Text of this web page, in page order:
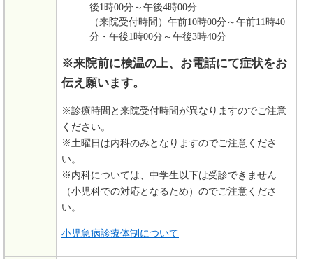
後1時00分～午後4時00分
（来院受付時間）午前10時00分～午前11時40
分・午後1時00分～午後3時40分
※来院前に検温の上、お電話にて症状をお
伝え願います。
※診療時間と来院受付時間が異なりますのでご注意
ください。
※土曜日は内科のみとなりますのでご注意くださ
い。
※内科については、中学生以下は受診できません
（小児科での対応となるため）のでご注意くださ
い。
小児急病診療体制について